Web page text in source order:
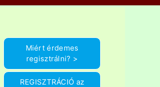
Miért érdemes
regisztrálni? >
REGISZTRÁCIÓ az